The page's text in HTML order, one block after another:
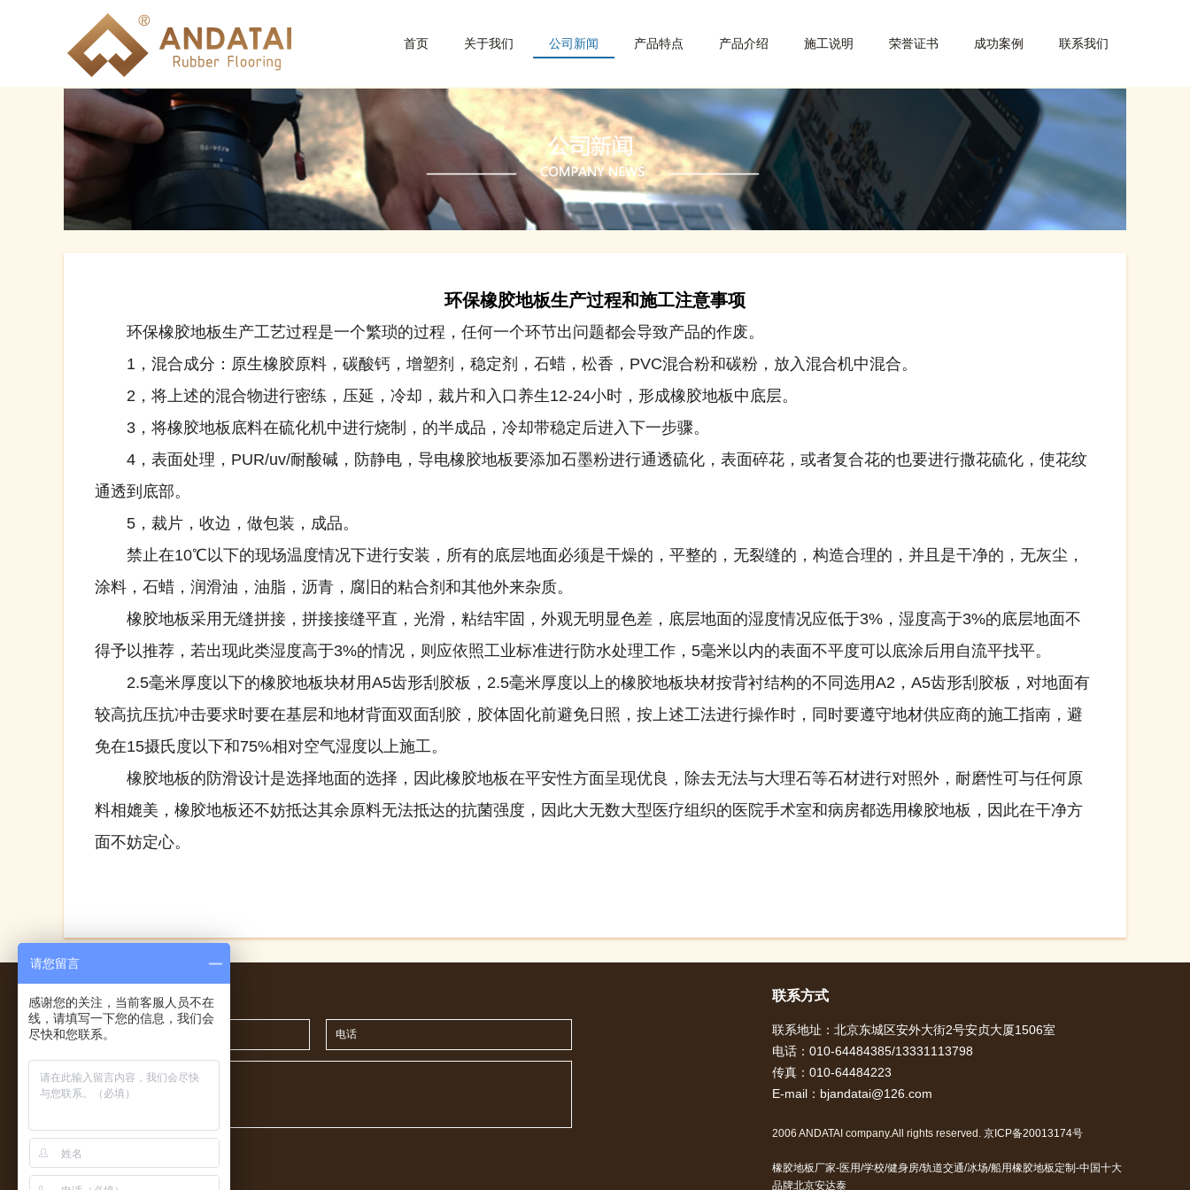
联系我们
成功案例
荣誉证书
施工说明
产品介绍
产品特点
公司新闻
关于我们
首页
环保橡胶地板生产过程和施工注意事项
环保橡胶地板生产工艺过程是一个繁琐的过程，任何一个环节出问题都会导致产品的作废。
1，混合成分：原生橡胶原料，碳酸钙，增塑剂，稳定剂，石蜡，松香，PVC混合粉和碳粉，放入混合机中混合。
2，将上述的混合物进行密练，压延，冷却，裁片和入口养生12-24小时，形成橡胶地板中底层。
3，将橡胶地板底料在硫化机中进行烧制，的半成品，冷却带稳定后进入下一步骤。
4，表面处理，PUR/uv/耐酸碱，防静电，导电橡胶地板要添加石墨粉进行通透硫化，表面碎花，或者复合花的也要进行撒花硫化，使花纹
通透到底部。
5，裁片，收边，做包装，成品。
禁止在10℃以下的现场温度情况下进行安装，所有的底层地面必须是干燥的，平整的，无裂缝的，构造合理的，并且是干净的，无灰尘，
涂料，石蜡，润滑油，油脂，沥青，腐旧的粘合剂和其他外来杂质。
橡胶地板采用无缝拼接，拼接接缝平直，光滑，粘结牢固，外观无明显色差，底层地面的湿度情况应低于3%，湿度高于3%的底层地面不
得予以推荐，若出现此类湿度高于3%的情况，则应依照工业标准进行防水处理工作，5毫米以内的表面不平度可以底涂后用自流平找平。
2.5毫米厚度以下的橡胶地板块材用A5齿形刮胶板，2.5毫米厚度以上的橡胶地板块材按背衬结构的不同选用A2，A5齿形刮胶板，对地面有
较高抗压抗冲击要求时要在基层和地材背面双面刮胶，胶体固化前避免日照，按上述工法进行操作时，同时要遵守地材供应商的施工指南，避
免在15摄氏度以下和75%相对空气湿度以上施工。
橡胶地板的防滑设计是选择地面的选择，因此橡胶地板在平安性方面呈现优良，除去无法与大理石等石材进行对照外，耐磨性可与任何原
料相媲美，橡胶地板还不妨抵达其余原料无法抵达的抗菌强度，因此大无数大型医疗组织的医院手术室和病房都选用橡胶地板，因此在干净方
面不妨定心。
在线留言 联系方式
联系地址：北京东城区安外大街2号安贞大厦1506室
电话：010-64484385/13331113798
传真：010-64484223
E-mail：bjandatai@126.com
2006 ANDATAI company.All rights reserved. 京ICP备20013174号
橡胶地板厂家-医用/学校/健身房/轨道交通/冰场/船用橡胶地板定制-中国十大
品牌北京安达泰
请您留言
感谢您的关注，当前客服人员不在
线，请填写一下您的信息，我们会
尽快和您联系。